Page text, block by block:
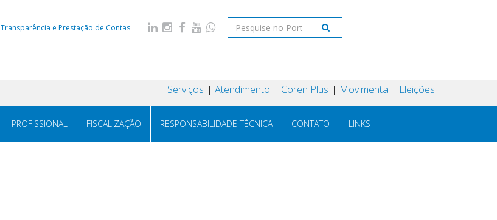
Transparência e Prestação de Contas
Serviços Atendimento Coren Plus Movimenta Eleições
PROFISSIONAL FISCALIZAÇÃO RESPONSABILIDADE TÉCNICA CONTATO LINKS